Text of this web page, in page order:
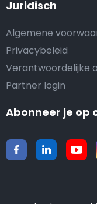
Juridisch
Algemene
Privacybeleid
Verantwoordelijke
Partner login
Abonneer je op